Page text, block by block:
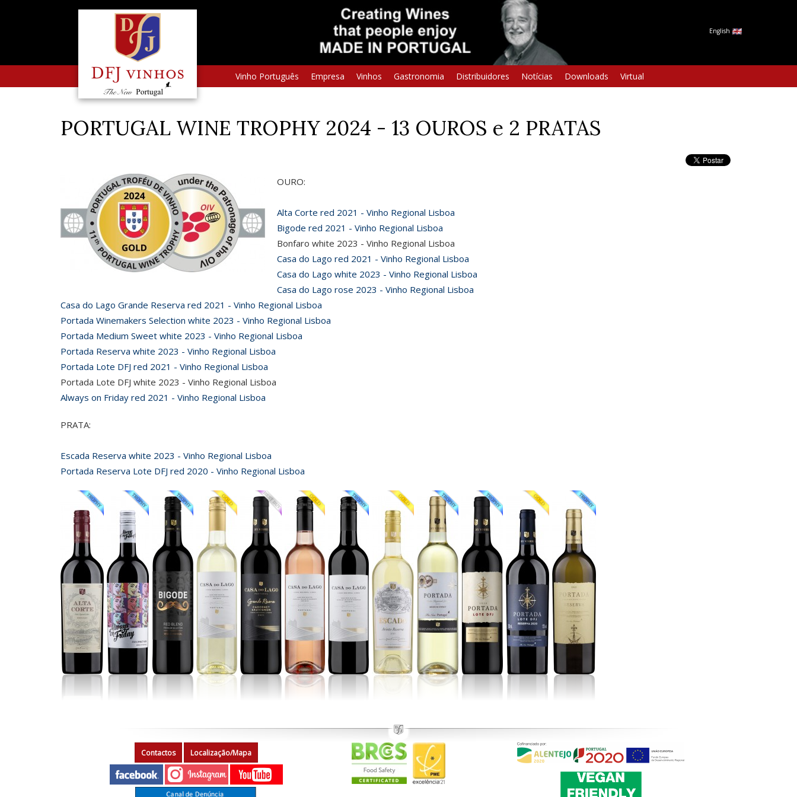
English
Vinho Português Empresa Vinhos Gastronomia Distribuidores Notícias Downloads Virtual
PORTUGAL WINE TROPHY 2024 - 13 OUROS e 2 PRATAS
OURO:
Alta Corte red 2021 - Vinho Regional Lisboa
Bigode red 2021 - Vinho Regional Lisboa
Bonfaro white 2023 - Vinho Regional Lisboa
Casa do Lago red 2021 - Vinho Regional Lisboa
Casa do Lago white 2023 - Vinho Regional Lisboa
Casa do Lago rose 2023 - Vinho Regional Lisboa
Casa do Lago Grande Reserva red 2021 - Vinho Regional Lisboa
Portada Winemakers Selection white 2023 - Vinho Regional Lisboa
Portada Medium Sweet white 2023 - Vinho Regional Lisboa
Portada Reserva white 2023 - Vinho Regional Lisboa
Portada Lote DFJ red 2021 - Vinho Regional Lisboa
Portada Lote DFJ white 2023 - Vinho Regional Lisboa
Always on Friday red 2021 - Vinho Regional Lisboa
PRATA:
Escada Reserva white 2023 - Vinho Regional Lisboa
Portada Reserva Lote DFJ red 2020 - Vinho Regional Lisboa
Contactos Localização/Mapa